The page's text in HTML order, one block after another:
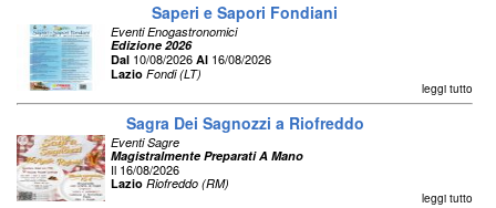
Saperi e Sapori Fondiani
Eventi Enogastronomici
Edizione 2026
Dal 10/08/2026 Al 16/08/2026
Lazio Fondi (LT)
leggi tutto
Sagra Dei Sagnozzi a Riofreddo
Eventi Sagre
Magistralmente Preparati A Mano
Il 16/08/2026
Lazio Riofreddo (RM)
leggi tutto